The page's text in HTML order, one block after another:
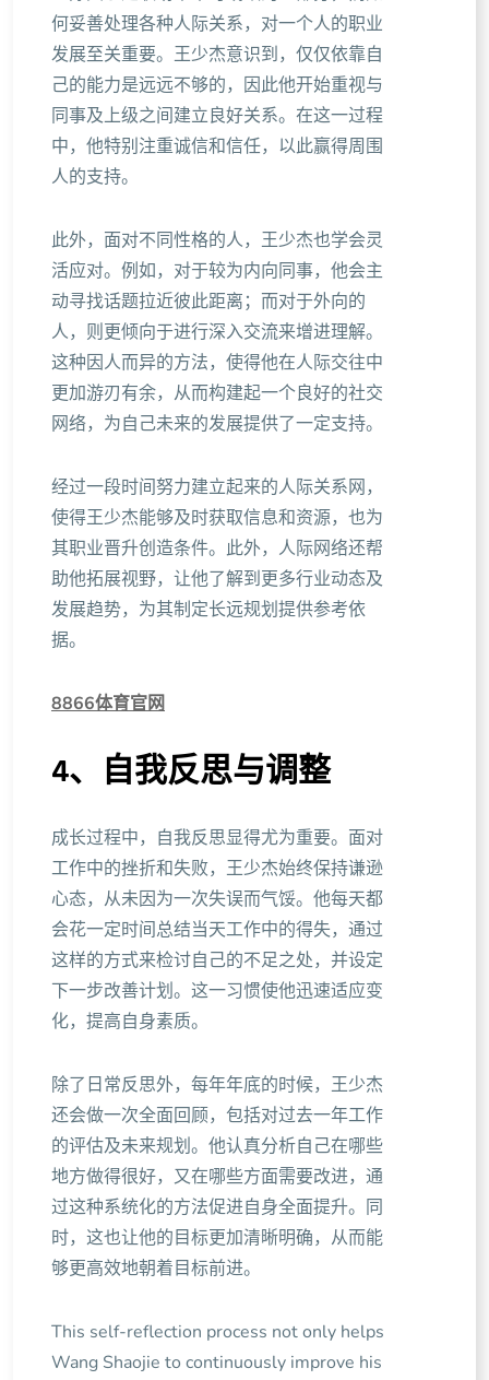
何妥善处理各种人际关系，对一个人的职业
发展至关重要。王少杰意识到，仅仅依靠自
己的能力是远远不够的，因此他开始重视与
同事及上级之间建立良好关系。在这一过程
中，他特别注重诚信和信任，以此赢得周围
人的支持。
此外，面对不同性格的人，王少杰也学会灵
活应对。例如，对于较为内向同事，他会主
动寻找话题拉近彼此距离；而对于外向的
人，则更倾向于进行深入交流来增进理解。
这种因人而异的方法，使得他在人际交往中
更加游刃有余，从而构建起一个良好的社交
网络，为自己未来的发展提供了一定支持。
经过一段时间努力建立起来的人际关系网，
使得王少杰能够及时获取信息和资源，也为
其职业晋升创造条件。此外，人际网络还帮
助他拓展视野，让他了解到更多行业动态及
发展趋势，为其制定长远规划提供参考依
据。
8866体育官网
4、自我反思与调整
成长过程中，自我反思显得尤为重要。面对
工作中的挫折和失败，王少杰始终保持谦逊
心态，从未因为一次失误而气馁。他每天都
会花一定时间总结当天工作中的得失，通过
这样的方式来检讨自己的不足之处，并设定
下一步改善计划。这一习惯使他迅速适应变
化，提高自身素质。
除了日常反思外，每年年底的时候，王少杰
还会做一次全面回顾，包括对过去一年工作
的评估及未来规划。他认真分析自己在哪些
地方做得很好，又在哪些方面需要改进，通
过这种系统化的方法促进自身全面提升。同
时，这也让他的目标更加清晰明确，从而能
够更高效地朝着目标前进。
This self-reflection process not only helps
Wang Shaojie to continuously improve his